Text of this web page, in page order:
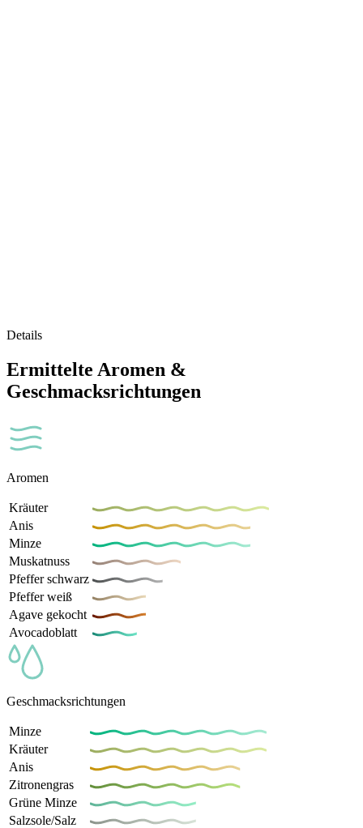
Details
Ermittelte Aromen &
Geschmacksrichtungen
Aromen
Kräuter
Anis
Minze
Muskatnuss
Pfeffer schwarz
Pfeffer weiß
Agave gekocht
Avocadoblatt
Geschmacksrichtungen
Minze
Kräuter
Anis
Zitronengras
Grüne Minze
Salzsole/Salz